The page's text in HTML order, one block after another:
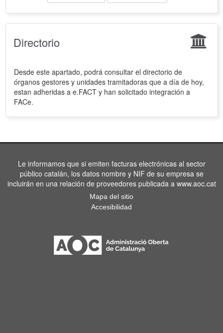
Directorio
Desde este apartado, podrá consultar el directorio de
órganos gestores y unidades tramitadoras que a día de hoy,
estan adheridas a e.FACT y han solicitado integración a
FACe.
Le informamos que si emiten facturas electrónicas al sector
público catalán, los datos nombre y NIF de su empresa se
incluirán en una relación de proveedores publicada a www.aoc.cat
Mapa del sitio
Accesibilidad